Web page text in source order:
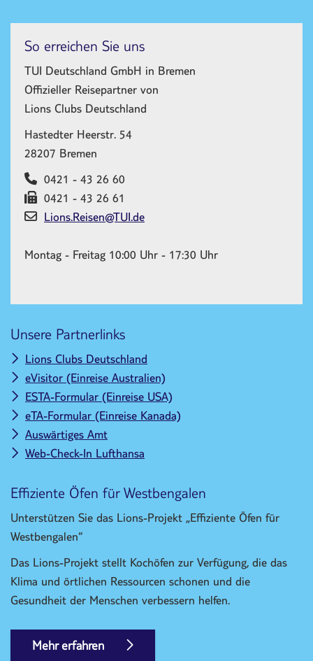
So erreichen Sie uns
TUI Deutschland GmbH in Bremen
Offizieller Reisepartner von
Lions Clubs Deutschland
Hastedter Heerstr. 54
28207 Bremen
0421 - 43 26 60
​0421 - 43 26 61
Lions.Reisen@TUI.de
Montag - Freitag 10:00 Uhr - 17:30 Uhr
Unsere Partnerlinks
Lions Clubs Deutschland
eVisitor (Einreise Australien)
ESTA-Formular (Einreise USA)
eTA-Formular (Einreise Kanada)
Auswärtiges Amt
Web-Check-In Lufthansa
Effiziente Öfen für Westbengalen
Unterstützen Sie das Lions-Projekt „Effiziente Öfen für
Westbengalen“
Das Lions-Projekt stellt Kochöfen zur Verfügung, die das
Klima und örtlichen Ressourcen schonen und die
Gesundheit der Menschen verbessern helfen.
Mehr erfahren